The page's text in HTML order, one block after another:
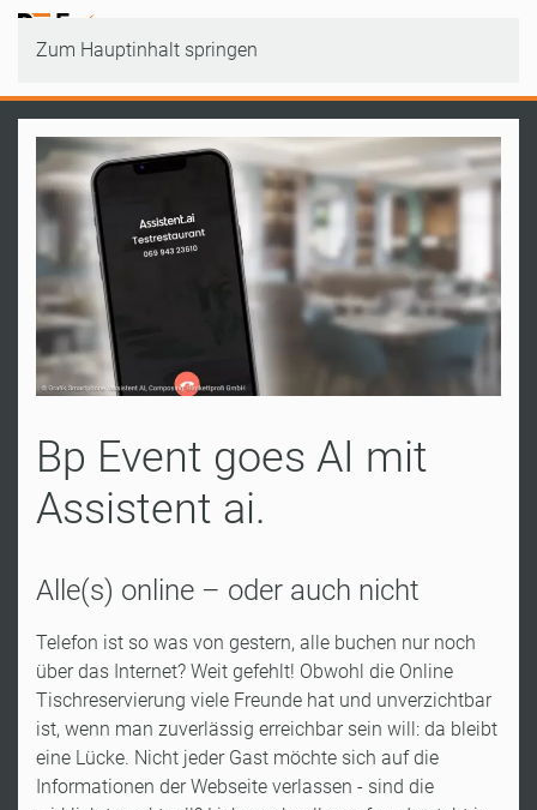
Zum Hauptinhalt springen
Bp Event goes AI mit
Assistent ai.
Alle(s) online – oder auch nicht
Telefon ist so was von gestern, alle buchen nur noch
über das Internet? Weit gefehlt! Obwohl die Online
Tischreservierung viele Freunde hat und unverzichtbar
ist, wenn man zuverlässig erreichbar sein will: da bleibt
eine Lücke. Nicht jeder Gast möchte sich auf die
Informationen der Webseite verlassen - sind die